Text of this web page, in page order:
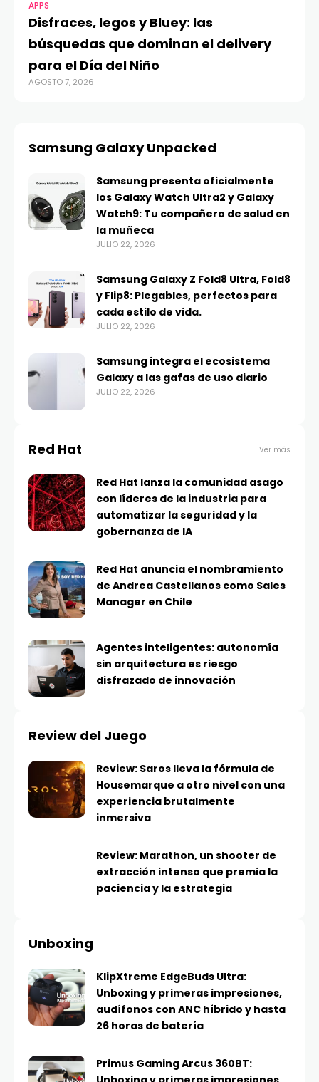
APPS
Disfraces, legos y Bluey: las
búsquedas que dominan el delivery
para el Día del Niño
AGOSTO 7, 2026
Samsung Galaxy Unpacked
Samsung presenta oficialmente
los Galaxy Watch Ultra2 y Galaxy
Watch9: Tu compañero de salud en
la muñeca
JULIO 22, 2026
Samsung Galaxy Z Fold8 Ultra, Fold8
y Flip8: Plegables, perfectos para
cada estilo de vida.
JULIO 22, 2026
Samsung integra el ecosistema
Galaxy a las gafas de uso diario
JULIO 22, 2026
Red Hat Ver más
Red Hat lanza la comunidad asago
con líderes de la industria para
automatizar la seguridad y la
gobernanza de IA
Red Hat anuncia el nombramiento
de Andrea Castellanos como Sales
Manager en Chile
Agentes inteligentes: autonomía
sin arquitectura es riesgo
disfrazado de innovación
Review del Juego
Review: Saros lleva la fórmula de
Housemarque a otro nivel con una
experiencia brutalmente
inmersiva
Review: Marathon, un shooter de
extracción intenso que premia la
paciencia y la estrategia
Unboxing
KlipXtreme EdgeBuds Ultra:
Unboxing y primeras impresiones,
audífonos con ANC híbrido y hasta
26 horas de batería
Primus Gaming Arcus 360BT: